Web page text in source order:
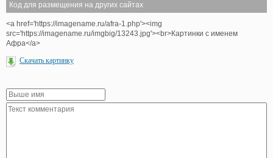
Код для размещения на других сайтах
<a href='https://imagename.ru/afra-1.php'><img
src='https://imagename.ru/imgbig/13243.jpg'><br>Картинки с именем
Афра</a>
Скачать картинку